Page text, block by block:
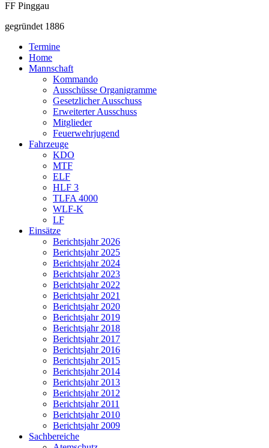
FF Pinggau
gegründet 1886
Termine
Home
Mannschaft
Kommando
Ausschüsse Organigramme
Gesetzlicher Ausschuss
Erweiterter Ausschuss
Mitglieder
Feuerwehrjugend
Fahrzeuge
KDO
MTF
ELF
HLF 3
TLFA 4000
WLF-K
LF
Einsätze
Berichtsjahr 2026
Berichtsjahr 2025
Berichtsjahr 2024
Berichtsjahr 2023
Berichtsjahr 2022
Berichtsjahr 2021
Berichtsjahr 2020
Berichtsjahr 2019
Berichtsjahr 2018
Berichtsjahr 2017
Berichtsjahr 2016
Berichtsjahr 2015
Berichtsjahr 2014
Berichtsjahr 2013
Berichtsjahr 2012
Berichtsjahr 2011
Berichtsjahr 2010
Berichtsjahr 2009
Sachbereiche